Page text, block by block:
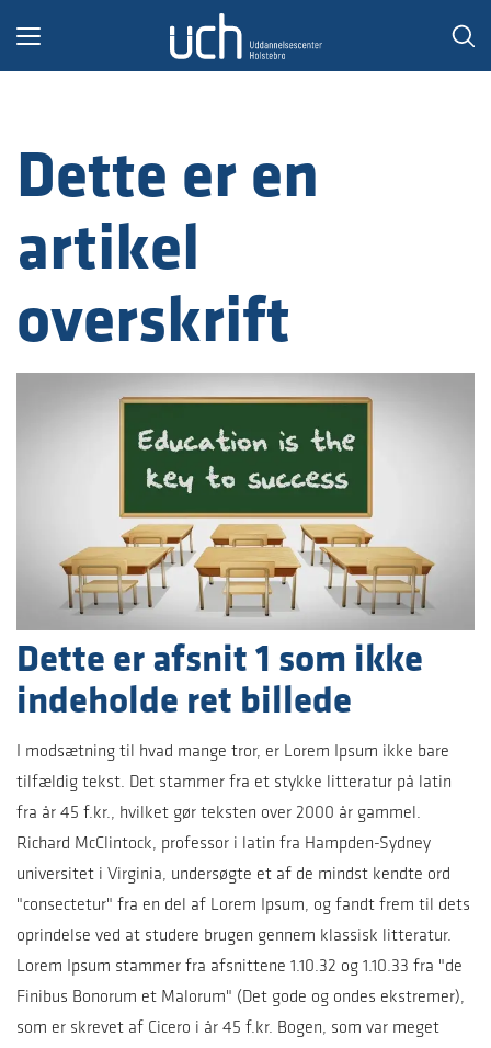
Toggle
Dette er en
artikel
overskrift
Dette er afsnit 1 som ikke
indeholde ret billede
I modsætning til hvad mange tror, er Lorem Ipsum ikke bare
tilfældig tekst. Det stammer fra et stykke litteratur på latin
fra år 45 f.kr., hvilket gør teksten over 2000 år gammel.
Richard McClintock, professor i latin fra Hampden-Sydney
universitet i Virginia, undersøgte et af de mindst kendte ord
"consectetur" fra en del af Lorem Ipsum, og fandt frem til dets
oprindelse ved at studere brugen gennem klassisk litteratur.
Lorem Ipsum stammer fra afsnittene 1.10.32 og 1.10.33 fra "de
Finibus Bonorum et Malorum" (Det gode og ondes ekstremer),
som er skrevet af Cicero i år 45 f.kr. Bogen, som var meget